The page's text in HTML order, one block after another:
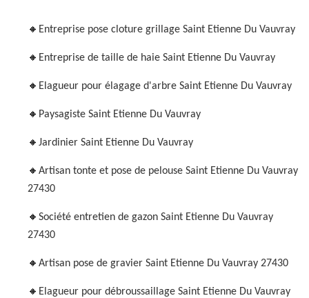
Entreprise pose cloture grillage Saint Etienne Du Vauvray
Entreprise de taille de haie Saint Etienne Du Vauvray
Elagueur pour élagage d'arbre Saint Etienne Du Vauvray
Paysagiste Saint Etienne Du Vauvray
Jardinier Saint Etienne Du Vauvray
Artisan tonte et pose de pelouse Saint Etienne Du Vauvray
27430
Société entretien de gazon Saint Etienne Du Vauvray
27430
Artisan pose de gravier Saint Etienne Du Vauvray 27430
Elagueur pour débroussaillage Saint Etienne Du Vauvray